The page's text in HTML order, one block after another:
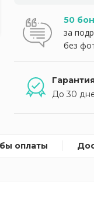
50
за
без
До 30
оплаты